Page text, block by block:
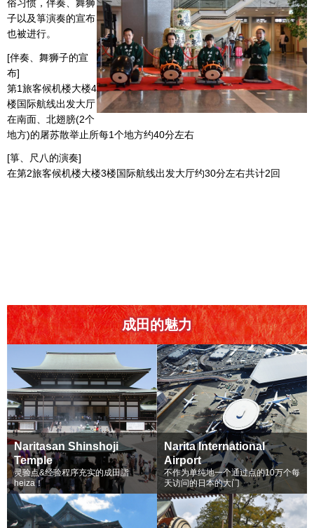
俗习惯，伴奏、舞狮
子以及箏演奏的宣布
也被进行。
[伴奏、舞狮子的宣
布]
第1旅客候机楼大楼4
楼国际航线出发大厅
在南面、北翅膀(2个
地方)的屠苏散举止所每1个地方约40分左右
[箏、尺八的演奏]
在第2旅客候机楼大楼3楼国际航线出发大厅约30分左右共计2回
成田的魅力
Naritasan Shinshoji
Temple
灵验点&经验程序充实的成田詣
heiza！
Narita International
Airport
不作为单纯地一个通过点的10万个每
天访问的日本的大门